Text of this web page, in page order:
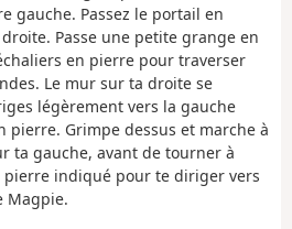
gauche. Passez le portail en
Passe une petite grange en
en pierre pour traverser
Le mur sur ta droite se
légèrement vers la gauche
pierre. Grimpe dessus et marche à
ta gauche, avant de tourner à
pierre indiqué pour te diriger vers
Magpie.